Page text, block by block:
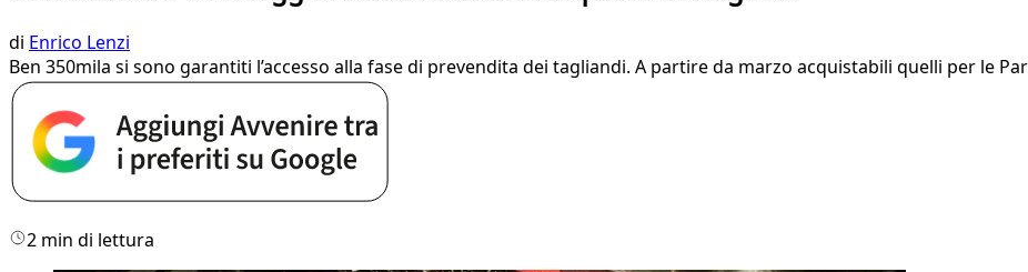
di Enrico Lenzi
Ben 350mila si sono garantiti l’accesso alla fase di prevendita dei tagliandi. A partire da marzo acquistabili quelli per le
2 min di lettura